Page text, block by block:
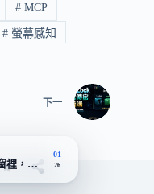
# MCP
# 螢幕感知
下一
，省掉截圖與複製貼上
01
26